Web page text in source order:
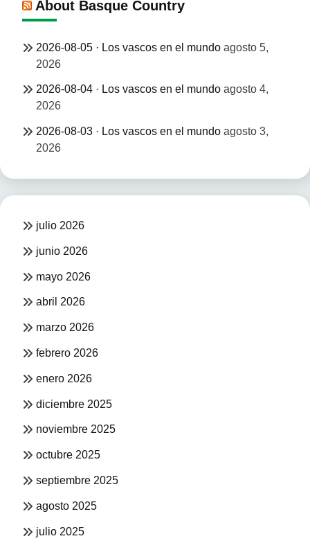
About Basque Country
2026-08-05 · Los vascos en el mundo agosto 5,
2026
2026-08-04 · Los vascos en el mundo agosto 4,
2026
2026-08-03 · Los vascos en el mundo agosto 3,
2026
julio 2026
junio 2026
mayo 2026
abril 2026
marzo 2026
febrero 2026
enero 2026
diciembre 2025
noviembre 2025
octubre 2025
septiembre 2025
agosto 2025
julio 2025